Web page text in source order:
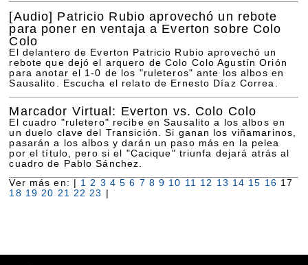
[Audio] Patricio Rubio aprovechó un rebote
para poner en ventaja a Everton sobre Colo
Colo
El delantero de Everton Patricio Rubio aprovechó un
rebote que dejó el arquero de Colo Colo Agustín Orión
para anotar el 1-0 de los "ruleteros" ante los albos en
Sausalito. Escucha el relato de Ernesto Díaz Correa.
Marcador Virtual: Everton vs. Colo Colo
El cuadro "ruletero" recibe en Sausalito a los albos en
un duelo clave del Transición. Si ganan los viñamarinos,
pasarán a los albos y darán un paso más en la pelea
por el título, pero si el "Cacique" triunfa dejará atrás al
cuadro de Pablo Sánchez.
Ver más en: | 1 2 3 4 5 6 7 8 9 10 11 12 13 14 15 16 17
18 19 20 21 22 23